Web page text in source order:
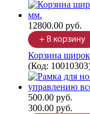
12800.00 руб.
Корзина
(Код: 10010303
500.00 руб.
300.00 руб.